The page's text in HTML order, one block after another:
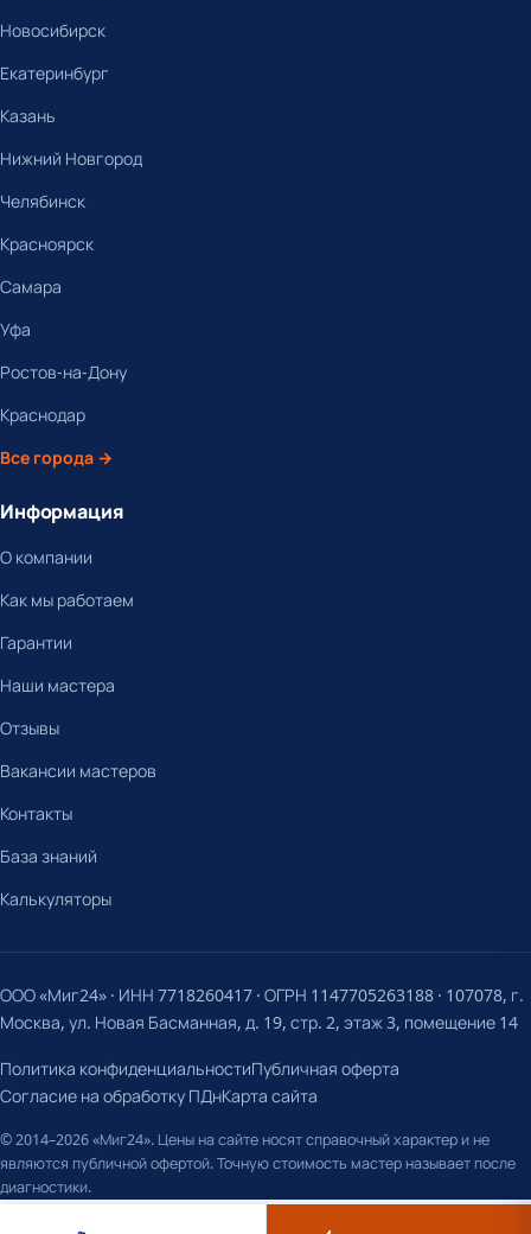
Новосибирск
Екатеринбург
Казань
Нижний Новгород
Челябинск
Красноярск
Самара
Уфа
Ростов-на-Дону
Краснодар
Все города →
Информация
О компании
Как мы работаем
Гарантии
Наши мастера
Отзывы
Вакансии мастеров
Контакты
База знаний
Калькуляторы
ООО «Миг24» · ИНН 7718260417 · ОГРН 1147705263188 · 107078, г.
Москва, ул. Новая Басманная, д. 19, стр. 2, этаж 3, помещение 14
Политика конфиденциальностиПубличная оферта
Согласие на обработку ПДнКарта сайта
© 2014–2026 «Миг24». Цены на сайте носят справочный характер и не
являются публичной офертой. Точную стоимость мастер называет после
диагностики.